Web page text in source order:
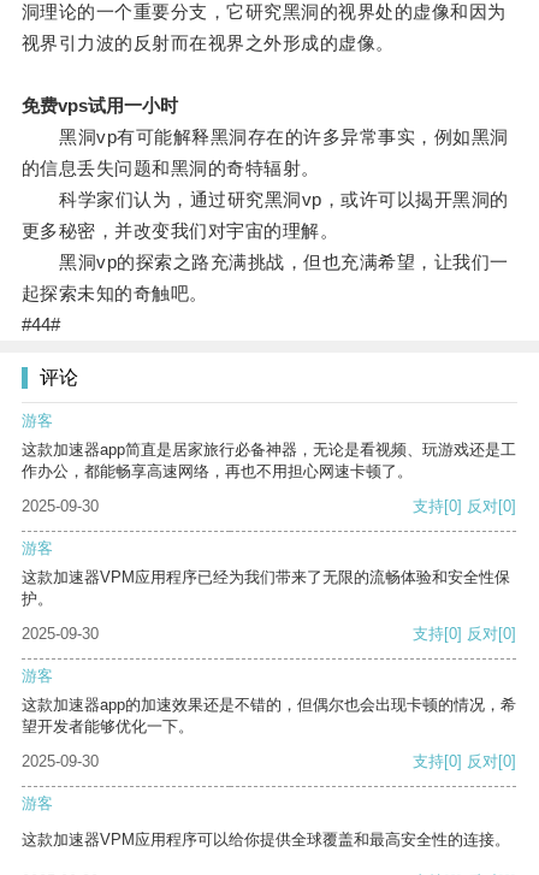
洞理论的一个重要分支，它研究黑洞的视界处的虚像和因为
视界引力波的反射而在视界之外形成的虚像。
免费vps试用一小时
黑洞vp有可能解释黑洞存在的许多异常事实，例如黑洞
的信息丢失问题和黑洞的奇特辐射。
科学家们认为，通过研究黑洞vp，或许可以揭开黑洞的
更多秘密，并改变我们对宇宙的理解。
黑洞vp的探索之路充满挑战，但也充满希望，让我们一
起探索未知的奇触吧。
#44#
评论
游客
这款加速器app简直是居家旅行必备神器，无论是看视频、玩游戏还是工
作办公，都能畅享高速网络，再也不用担心网速卡顿了。
2025-09-30
支持[0] 反对[0]
游客
这款加速器VPM应用程序已经为我们带来了无限的流畅体验和安全性保
护。
2025-09-30
支持[0] 反对[0]
游客
这款加速器app的加速效果还是不错的，但偶尔也会出现卡顿的情况，希
望开发者能够优化一下。
2025-09-30
支持[0] 反对[0]
游客
这款加速器VPM应用程序可以给你提供全球覆盖和最高安全性的连接。